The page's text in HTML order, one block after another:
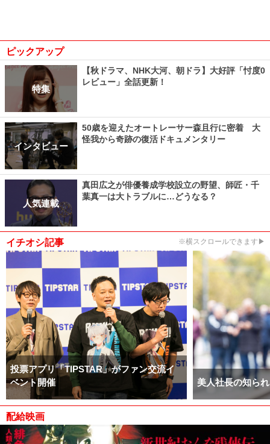
ピックアップ
特集
【秋ドラマ、NHK大河、朝ドラ】大好評「忖度0
レビュー」全話更新！
インタビュー
50歳を迎えたオートレーサー森且行に密着 大
怪我から奇跡の復活ドキュメンタリー
人気連載
真田広之が俳優養成学校設立の野望、師匠・千
葉真一は大トラブルに…どうなる？
イチオシ記事 ※横スクロールできます▶
投票アプリ「TIPSTAR」がファン交流イ
ベント開催
美人社長の知ら
配給映画